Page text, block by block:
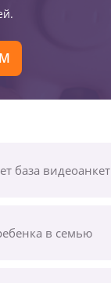
база видеоанкет
в семью